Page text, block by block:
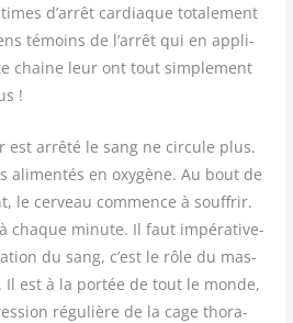
d’arrêt car­diaque tota­le­ment
témoins de l’arrêt qui en appli­
chaine leur ont tout sim­ple­ment
!
est arrê­té le sang ne cir­cule plus.
ali­men­tés en oxy­gène. Au bout de
le cer­veau com­mence à souf­frir.
chaque minute. Il faut impé­ra­ti­ve­
du sang, c’est le rôle du mas­
est à la por­tée de tout le monde,
régu­lière de la cage tho­ra­